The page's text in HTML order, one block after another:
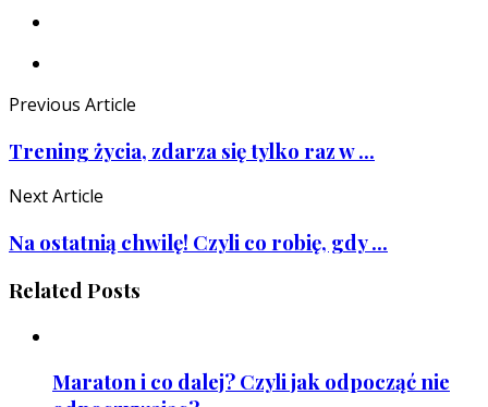
Previous Article
Trening życia, zdarza się tylko raz w ...
Next Article
Na ostatnią chwilę! Czyli co robię, gdy ...
Related Posts
Maraton i co dalej? Czyli jak odpocząć nie